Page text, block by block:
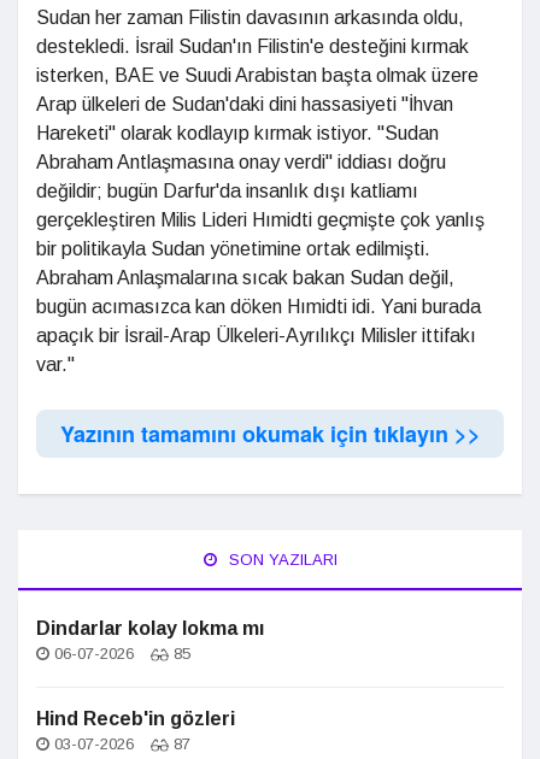
Sudan her zaman Filistin davasının arkasında oldu,
destekledi. İsrail Sudan'ın Filistin'e desteğini kırmak
isterken, BAE ve Suudi Arabistan başta olmak üzere
Arap ülkeleri de Sudan'daki dini hassasiyeti "İhvan
Hareketi" olarak kodlayıp kırmak istiyor. "Sudan
Abraham Antlaşmasına onay verdi" iddiası doğru
değildir; bugün Darfur'da insanlık dışı katliamı
gerçekleştiren Milis Lideri Hımidti geçmişte çok yanlış
bir politikayla Sudan yönetimine ortak edilmişti.
Abraham Anlaşmalarına sıcak bakan Sudan değil,
bugün acımasızca kan döken Hımidti idi. Yani burada
apaçık bir İsrail-Arap Ülkeleri-Ayrılıkçı Milisler ittifakı
var."
Yazının tamamını okumak için tıklayın >>
SON YAZILARI
Dindarlar kolay lokma mı
06-07-2026 85
Hind Receb'in gözleri
03-07-2026 87